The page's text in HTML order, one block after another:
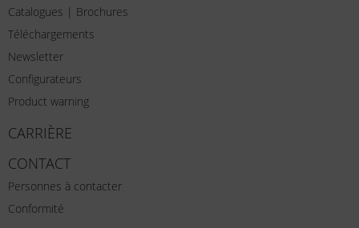
Catalogues | Brochures
Téléchargements
Newsletter
Configurateurs
Product warning
CARRIÈRE
CONTACT
Personnes à contacter
Conformité